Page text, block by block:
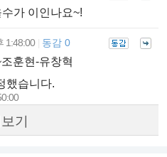
가 이인나요~!
1:48:00 동감 0
훈현-유창혁
했습니다.
기